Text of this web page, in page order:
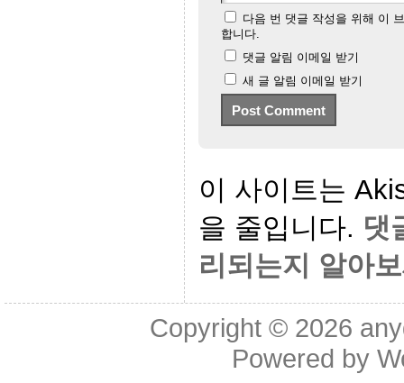
다음 번 댓글 작성을 위해 이
합니다.
댓글 알림 이메일 받기
새 글 알림 이메일 받기
이 사이트는
을 줄입니다. 댓
리되는지 알아
Copyright © 2026
Powered by